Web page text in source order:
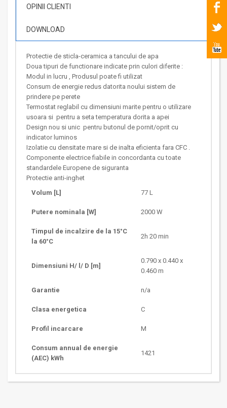
OPINII CLIENTI
DOWNLOAD
Protectie de sticla-ceramica a tancului de apa
Doua tipuri de functionare indicate prin culori diferite :
Modul in lucru , Produsul poate fi utilizat
Consum de energie redus datorita noului sistem de
prindere pe perete
Termostat reglabil cu dimensiuni marite pentru o utilizare
usoara si pentru a seta temperatura dorita a apei
Design nou si unic pentru butonul de pornit/oprit cu
indicator luminos
Izolatie cu densitate mare si de inalta eficienta fara CFC .
Componente electrice fiabile in concordanta cu toate
standardele Europene de siguranta
Protectie anti-inghet
Volum [L]
77 L
Putere nominala [W] 2000 W
Timpul de incalzire de la 15°C
la 60°C
2h 20 min
Dimensiuni H/ l/ D [m]
0.790 x 0.440 x
0.460 m
Garantie n/a
Clasa energetica C
Profil incarcare M
Consum annual de energie
(AEC) kWh
1421